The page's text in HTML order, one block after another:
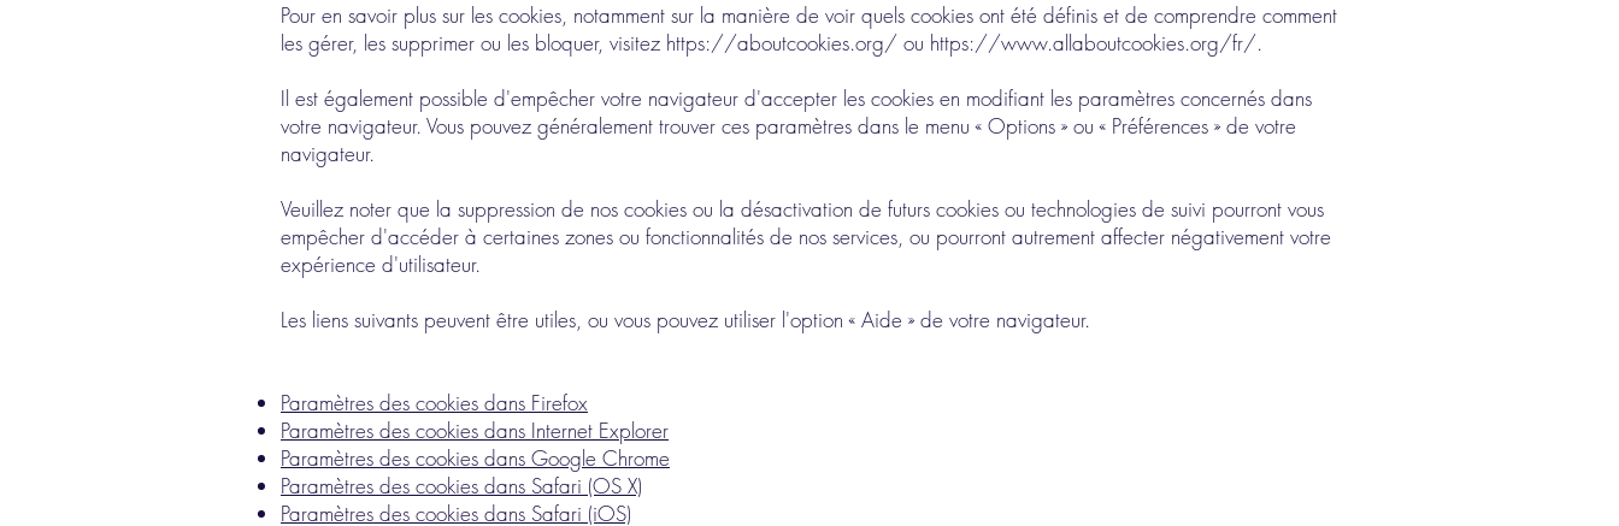
Pour en savoir plus sur les cookies, notamment sur la manière de voir quels cookies ont été définis et de comprendre comment
les gérer, les supprimer ou les bloquer, visitez https://aboutcookies.org/ ou https://www.allaboutcookies.org/fr/.
Il est également possible d'empêcher votre navigateur d'accepter les cookies en modifiant les paramètres concernés dans
votre navigateur. Vous pouvez généralement trouver ces paramètres dans le menu « Options » ou « Préférences » de votre
navigateur.
Veuillez noter que la suppression de nos cookies ou la désactivation de futurs cookies ou technologies de suivi pourront vous
empêcher d'accéder à certaines zones ou fonctionnalités de nos services, ou pourront autrement affecter négativement votre
expérience d'utilisateur.
Les liens suivants peuvent être utiles, ou vous pouvez utiliser l'option « Aide » de votre navigateur.
Paramètres des cookies dans Firefox
Paramètres des cookies dans Internet Explorer
Paramètres des cookies dans Google Chrome
Paramètres des cookies dans Safari (OS X)
Paramètres des cookies dans Safari (iOS)